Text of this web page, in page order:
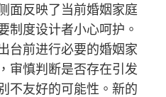
面反映了当前婚姻家庭
制度设计者小心呵护。
台前进行必要的婚姻家
审慎判断是否存在引发
不友好的可能性。新的